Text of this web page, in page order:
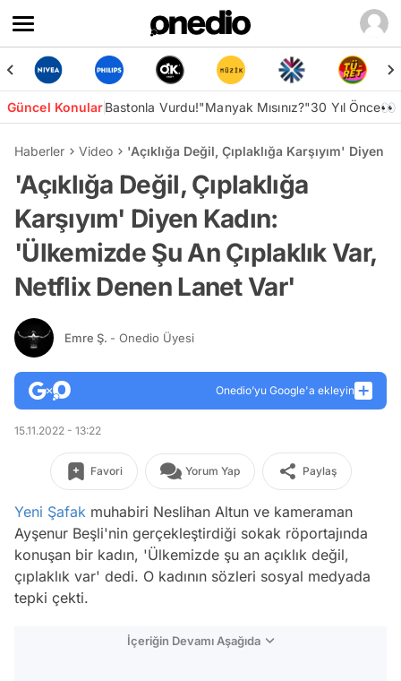
Güncel KonularBastonla Vurdu!"Manyak Mısınız?"30 Yıl Önce👀
Haberler Video 'Açıklığa Değil, Çıplaklığa Karşıyım' Diyen
'Açıklığa Değil, Çıplaklığa
Karşıyım' Diyen Kadın:
'Ülkemizde Şu An Çıplaklık Var,
Netflix Denen Lanet Var'
Emre Ş. - Onedio Üyesi
Onedio’yu Google'a ekleyin
15.11.2022 - 13:22
Favori Yorum Yap Paylaş
Yeni Şafak muhabiri Neslihan Altun ve kameraman
Ayşenur Beşli'nin gerçekleştirdiği sokak röportajında
konuşan bir kadın, 'Ülkemizde şu an açıklık değil,
çıplaklık var' dedi. O kadının sözleri sosyal medyada
tepki çekti.
İçeriğin Devamı Aşağıda